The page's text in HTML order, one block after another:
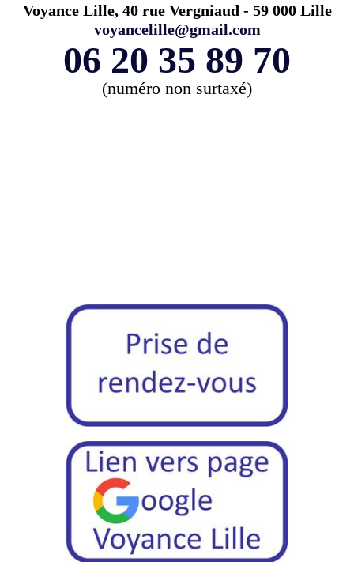
Voyance Lille, 40 rue Vergniaud - 59 000 Lille
voyancelille@gmail.com
06 20 35 89 70
(numéro non surtaxé)